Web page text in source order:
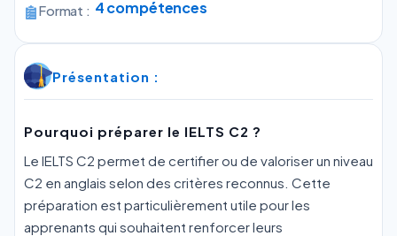
Format : 4 compétences
Présentation :
Pourquoi préparer le IELTS C2 ?
Le IELTS C2 permet de certifier ou de valoriser un niveau
C2 en anglais selon des critères reconnus. Cette
préparation est particulièrement utile pour les
apprenants qui souhaitent renforcer leurs